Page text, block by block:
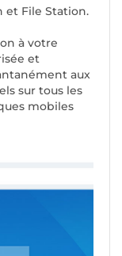
et File Station.
à votre
et
aux
sur tous les
mobiles